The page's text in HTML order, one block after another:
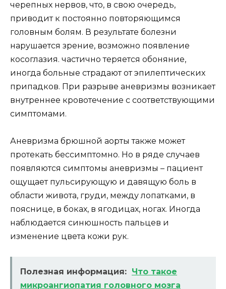
черепных нервов, что, в свою очередь,
приводит к постоянно повторяющимся
головным болям. В результате болезни
нарушается зрение, возможно появление
косоглазия. частично теряется обоняние,
иногда больные страдают от эпилептических
припадков. При разрыве аневризмы возникает
внутреннее кровотечение с соответствующими
симптомами.
Аневризма брюшной аорты также может
протекать бессимптомно. Но в ряде случаев
появляются симптомы аневризмы – пациент
ощущает пульсирующую и давящую боль в
области живота, груди, между лопатками, в
пояснице, в боках, в ягодицах, ногах. Иногда
наблюдается синюшность пальцев и
изменение цвета кожи рук.
Полезная информация: Что такое
микроангиопатия головного мозга